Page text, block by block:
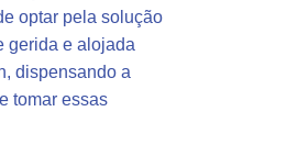
optar pela solução
gerida e alojada
dispensando a
tomar essas